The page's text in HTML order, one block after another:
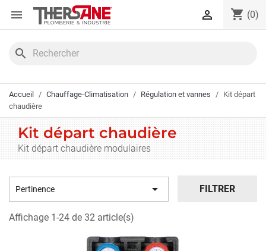
Panneau de gestion des cookies
 shopping_cart (0)

search
Accueil Chauffage-Climatisation Régulation et vannes
Kit départ
chaudière
Kit départ chaudière
Kit départ chaudière modulaires
Pertinence  FILTRER
Affichage 1-24 de 32 article(s)